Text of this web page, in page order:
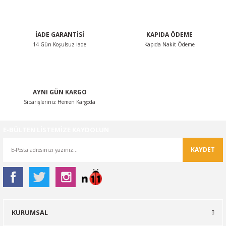
İADE GARANTİSİ
14 Gün Koşulsuz İade
KAPIDA ÖDEME
Kapıda Nakit Ödeme
AYNI GÜN KARGO
Siparişleriniz Hemen Kargoda
KAYDET
KURUMSAL